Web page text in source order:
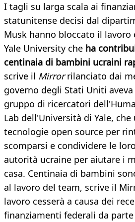
I tagli su larga scala ai
statunitense decisi dal
Musk hanno bloccato il lavoro
Yale University che ha
centinaia di bambini ucraini
scrive il Mirrorrilanciato dai
governo degli Stati Uniti
gruppo di ricercatori
Lab dell'Università di Yale, che
tecnologie open source per
scomparsi e condividere le
autorità ucraine per aiutare i
casa. Centinaia di bambini
al lavoro del team, scrive il
lavoro cesserà a causa dei
finanziamenti federali da